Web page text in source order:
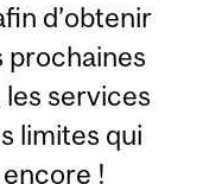
d’obtenir
prochaines
les services
limites qui
!